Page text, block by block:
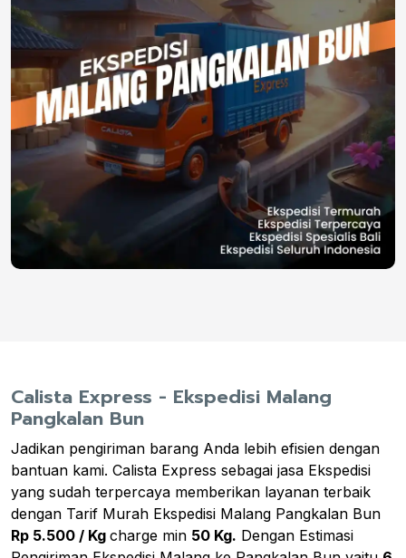
Calista Express - Ekspedisi Malang
Pangkalan Bun
Jadikan pengiriman barang Anda lebih efisien dengan
bantuan kami. Calista Express sebagai jasa Ekspedisi
yang sudah terpercaya memberikan layanan terbaik
dengan Tarif Murah Ekspedisi Malang Pangkalan Bun
Rp 5.500 / Kg charge min 50 Kg. Dengan Estimasi